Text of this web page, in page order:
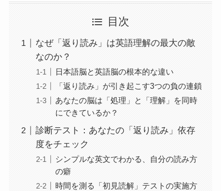
目次
なぜ「返り読み」は英語理解の最大の敵
なのか？
日本語脳と英語脳の根本的な違い
「返り読み」が引き起こす3つの負の連鎖
あなたの脳は「処理」と「理解」を同時
にできているか？
診断テスト：あなたの「返り読み」依存
度をチェック
シンプルな英文でわかる、自分の読み方
の癖
時間を測る「初見読解」テストの実施方